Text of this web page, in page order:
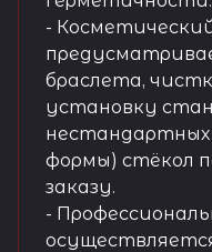
-
браслета,
установку
нестандартных
формы) стёкол
заказу.
-